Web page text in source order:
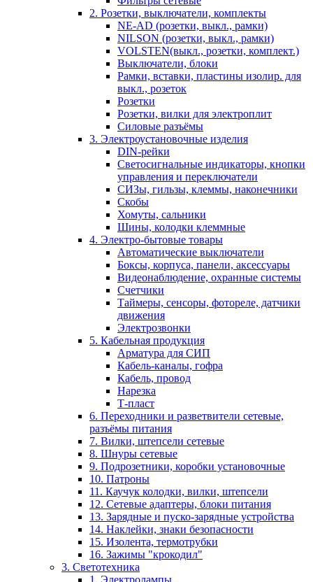
2. Розетки, выключатели, комплекты
NE-AD (розетки, выкл., рамки)
NILSON (розетки, выкл., рамки)
VOLSTEN(выкл., розетки, комплект.)
Выключатели, блоки
Рамки, вставки, пластины изолир. для
выкл., розеток
Розетки
Розетки, вилки для электроплит
Силовые разъёмы
3. Электроустановочные изделия
DIN-рейки
Светосигнальные индикаторы, кнопки
управления и переключатели
СИЗы, гильзы, клеммы, наконечники
Скобы
Хомуты, сальники
Шины, колодки клеммные
4. Электро-бытовые товары
Автоматические выключатели
Боксы, корпуса, панели, аксессуары
Видеонаблюдение, охранные системы
Счетчики
Таймеры, сенсоры, фотореле, датчики
движения
Электрозвонки
5. Кабельная продукция
Арматура для СИП
Кабель-каналы, гофра
Кабель, провод
Нарезка
Т-пласт
6. Переходники и разветвители сетевые,
разъёмы питания
7. Вилки, штепсели сетевые
8. Шнуры сетевые
9. Подрозетники, коробки установочные
10. Патроны
11. Каучук колодки, вилки, штепсели
12. Сетевые адаптеры, блоки питания
13. Зарядные и пуско-зарядные устройства
14. Наклейки, знаки безопасности
15. Изолента, термотрубки
16. Зажимы "крокодил"
3. Светотехника
1. Электролампы